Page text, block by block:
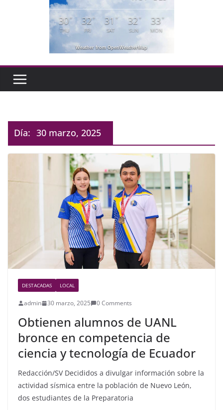
30°
THU
32°
FRI
31 °
SAT
32°
SUN
33°
MON
Weather from OpenWeatherMap
Día: 30 marzo, 2025
DESTACADAS LOCAL
admin 30 marzo, 2025 0 Comments
Obtienen alumnos de UANL
bronce en competencia de
ciencia y tecnología de Ecuador
Redacción/SV Decididos a divulgar información sobre la
actividad sísmica entre la población de Nuevo León,
dos estudiantes de la Preparatoria